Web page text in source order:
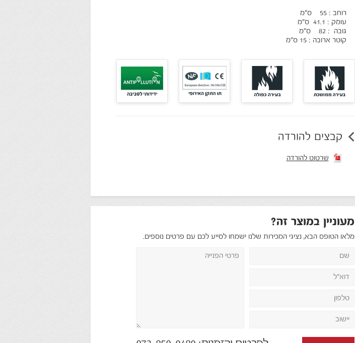
רוחב : 55 ס"מ
עומק : 41.1 ס"מ
גובה : 82 ס"מ
קוטר ארובה : 15 ס"מ
קבצים להורדה
שרטוט להורדה
מעוניין במוצר זה?
מלאו הטופס הבא, נציגי המכירות שלנו ישמחו לסייע לכם עם פרטים נוספים.